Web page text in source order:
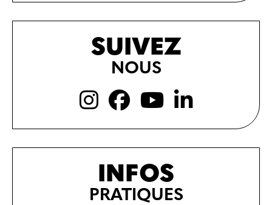
SUIVEZ
NOUS
INFOS
PRATIQUES